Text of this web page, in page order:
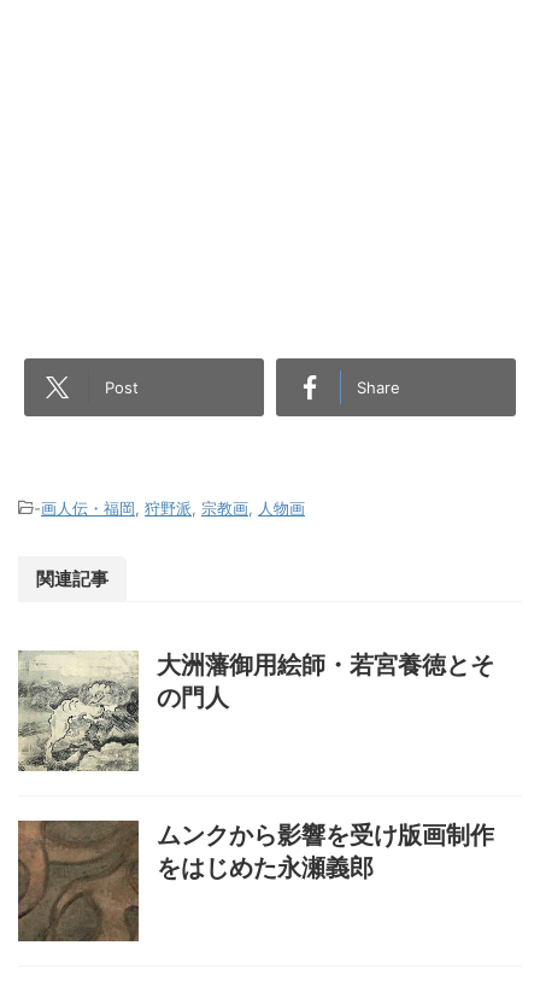
Post Share
-画人伝・福岡 狩野派 宗教画 人物画
関連記事
大洲藩御用絵師・若宮養徳とそ
の門人
ムンクから影響を受け版画制作
をはじめた永瀬義郎